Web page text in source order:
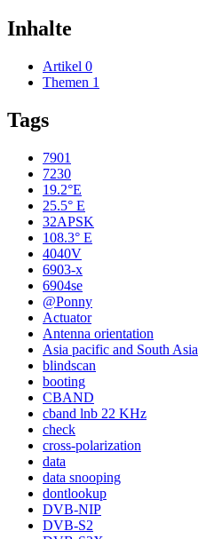
Inhalte
Artikel 0
Themen 1
Tags
7901
7230
19.2°E
25.5° E
32APSK
108.3° E
4040V
6903-x
6904se
@Ponny
Actuator
Antenna orientation
Asia pacific and South Asia
blindscan
booting
CBAND
cband lnb 22 KHz
check
cross-polarization
data
data snooping
dontlookup
DVB-NIP
DVB-S2